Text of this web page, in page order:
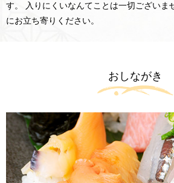
す。
入りにくいなんてことは一切ございま
にお立ち寄りください。
おしながき